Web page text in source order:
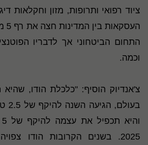
ציוד רפואי ותרופות, מזון וחקלאות
התחום הביטחוני אך לדבריו
וכמה.
צ'אנדיוק הוסיף: "כלכלת הודו,
2025. בשנים הקרובות הודו